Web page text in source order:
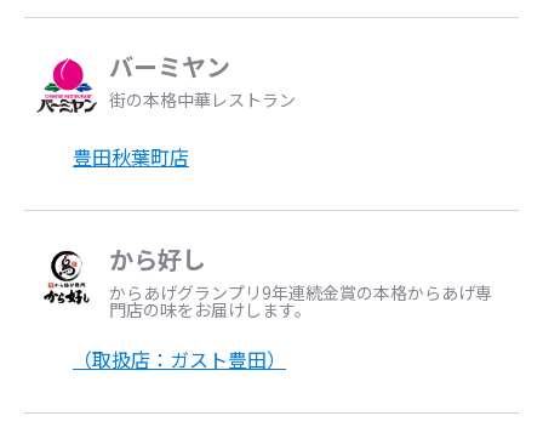
バーミヤン
街の本格中華レストラン
豊田秋葉町店
から好し
からあげグランプリ9年連続金賞の本格からあげ専
門店の味をお届けします。
（取扱店：ガスト豊田）